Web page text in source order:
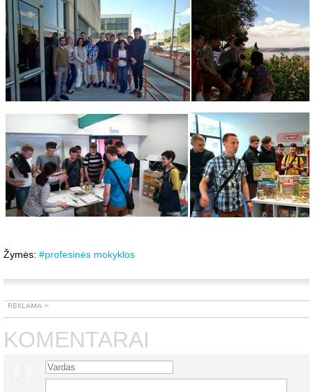
Žymės: #profesinės mokyklos
KOMENTARAI